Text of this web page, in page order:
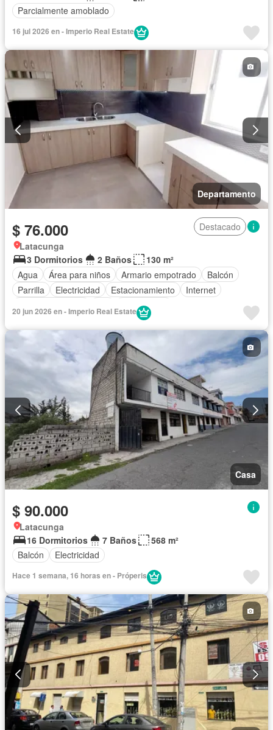
Parcialmente amoblado
16 jul 2026 en - Imperio Real Estate
Departamento
$ 76.000
Destacado
Latacunga
3 Dormitorios
2 Baños
130 m²
Agua
Área para niños Armario empotrado
Balcón
Parrilla
Electricidad Estacionamiento
Internet
Sin amoblar
20 jun 2026 en - Imperio Real Estate
Casa
$ 90.000
Latacunga
16 Dormitorios
7 Baños
568 m²
Balcón
Electricidad
Hace 1 semana, 16 horas en - Próperis